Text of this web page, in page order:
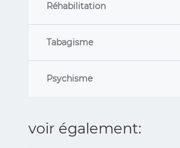
Réhabilitation
Tabagisme
Psychisme
voir également: